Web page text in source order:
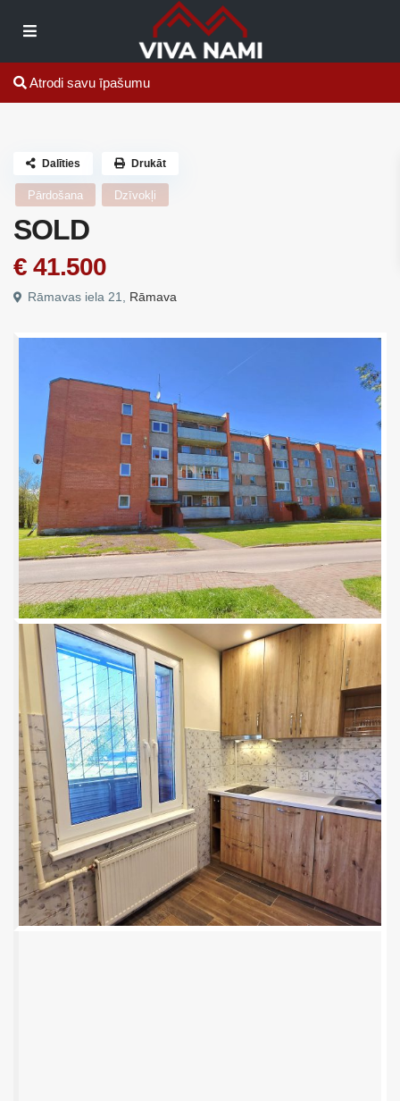
Atrodi savu īpašumu
Pārdošana Dzīvokļi
SOLD
€ 41.500
Rāmavas iela 21, Rāmava
Dalīties Drukāt